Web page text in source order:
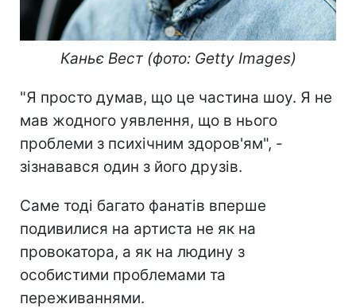
Каньє Вест (фото: Getty Images)
"Я просто думав, що це частина шоу. Я не
мав жодного уявлення, що в нього
проблеми з психічним здоров'ям", -
зізнавався один з його друзів.
Саме тоді багато фанатів вперше
подивилися на артиста не як на
провокатора, а як на людину з
особистими проблемами та
переживаннями.